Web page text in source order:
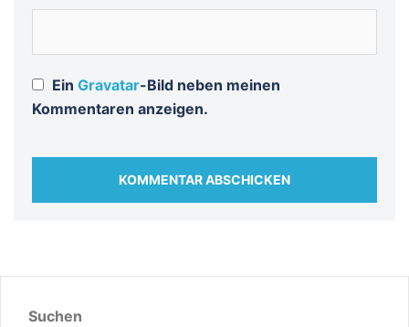
Ein Gravatar-Bild neben meinen
Kommentaren anzeigen.
Suchen